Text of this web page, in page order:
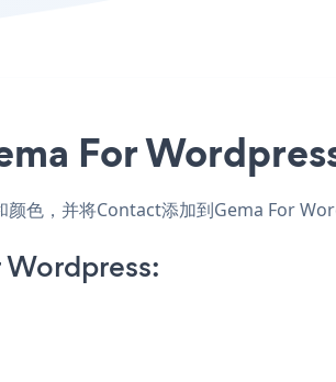
For
色，并将Contact添加到Gema For